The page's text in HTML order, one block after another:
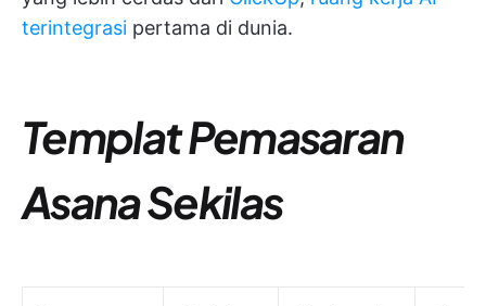
terintegrasi pertama di dunia.
Templat Pemasaran
Asana Sekilas